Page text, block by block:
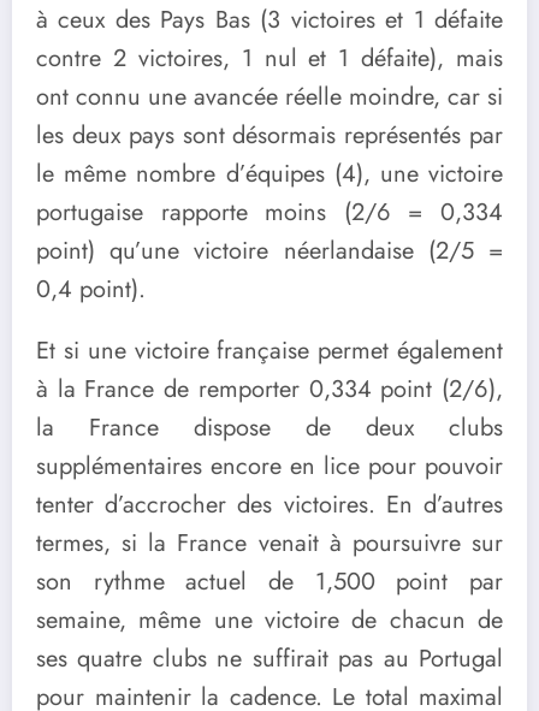
à ceux des Pays Bas (3 victoires et 1 défaite
contre 2 victoires, 1 nul et 1 défaite), mais
ont connu une avancée réelle moindre, car si
les deux pays sont désormais représentés par
le même nombre d’équipes (4), une victoire
portugaise rapporte moins (2/6 = 0,334
point) qu’une victoire néerlandaise (2/5 =
0,4 point).
Et si une victoire française permet également
à la France de remporter 0,334 point (2/6),
la France dispose de deux clubs
supplémentaires encore en lice pour pouvoir
tenter d’accrocher des victoires. En d’autres
termes, si la France venait à poursuivre sur
son rythme actuel de 1,500 point par
semaine, même une victoire de chacun de
ses quatre clubs ne suffirait pas au Portugal
pour maintenir la cadence. Le total maximal